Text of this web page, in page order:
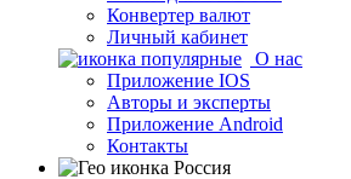
Конвертер валют
Личный кабинет
О нас
Приложение IOS
Авторы и эксперты
Приложение Android
Контакты
Россия